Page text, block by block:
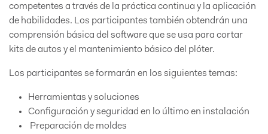
competentes a través de la práctica continua y la aplicación
de habilidades. Los participantes también obtendrán una
comprensión básica del software que se usa para cortar
kits de autos y el mantenimiento básico del plóter.
Los participantes se formarán en los siguientes temas:
Herramientas y soluciones
Configuración y seguridad en lo último en instalación
Preparación de moldes